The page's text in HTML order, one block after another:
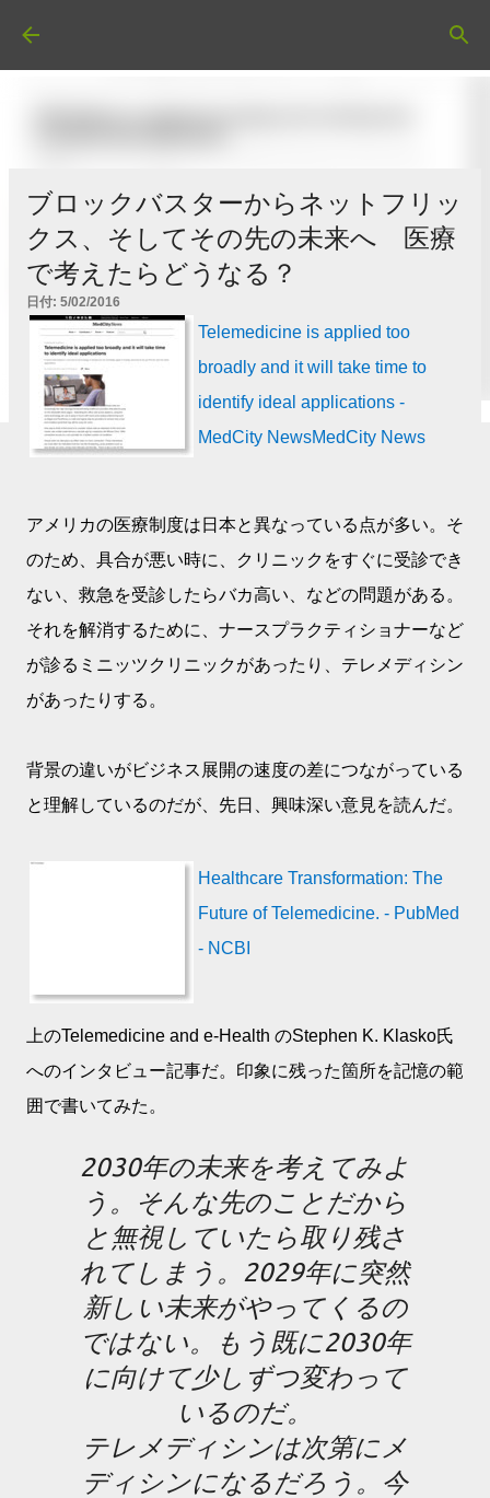
ブロックバスターからネットフリッ
クス、そしてその先の未来へ 医療
で考えたらどうなる？
日付: 5/02/2016
Telemedicine is applied too
broadly and it will take time to
identify ideal applications -
MedCity NewsMedCity News
アメリカの医療制度は日本と異なっている点が多い。そ
のため、具合が悪い時に、クリニックをすぐに受診でき
ない、救急を受診したらバカ高い、などの問題がある。
それを解消するために、ナースプラクティショナーなど
が診るミニッツクリニックがあったり、テレメディシン
があったりする。
背景の違いがビジネス展開の速度の差につながっている
と理解しているのだが、先日、興味深い意見を読んだ。
Healthcare Transformation: The
Future of Telemedicine. - PubMed
- NCBI
上のTelemedicine and e-Health のStephen K. Klasko氏
へのインタビュー記事だ。印象に残った箇所を記憶の範
囲で書いてみた。
2030年の未来を考えてみよ
う。そんな先のことだから
と無視していたら取り残さ
れてしまう。2029年に突然
新しい未来がやってくるの
ではない。もう既に2030年
に向けて少しずつ変わって
いるのだ。
テレメディシンは次第にメ
ディシンになるだろう。今